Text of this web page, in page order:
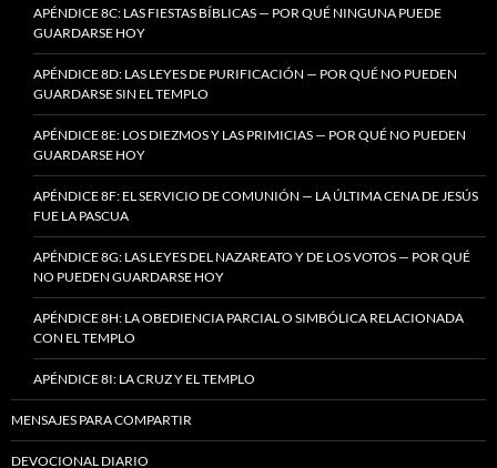
APÉNDICE 8C: LAS FIESTAS BÍBLICAS — POR QUÉ NINGUNA PUEDE
GUARDARSE HOY
APÉNDICE 8D: LAS LEYES DE PURIFICACIÓN — POR QUÉ NO PUEDEN
GUARDARSE SIN EL TEMPLO
APÉNDICE 8E: LOS DIEZMOS Y LAS PRIMICIAS — POR QUÉ NO PUEDEN
GUARDARSE HOY
APÉNDICE 8F: EL SERVICIO DE COMUNIÓN — LA ÚLTIMA CENA DE JESÚS
FUE LA PASCUA
APÉNDICE 8G: LAS LEYES DEL NAZAREATO Y DE LOS VOTOS — POR QUÉ
NO PUEDEN GUARDARSE HOY
APÉNDICE 8H: LA OBEDIENCIA PARCIAL O SIMBÓLICA RELACIONADA
CON EL TEMPLO
APÉNDICE 8I: LA CRUZ Y EL TEMPLO
MENSAJES PARA COMPARTIR
DEVOCIONAL DIARIO